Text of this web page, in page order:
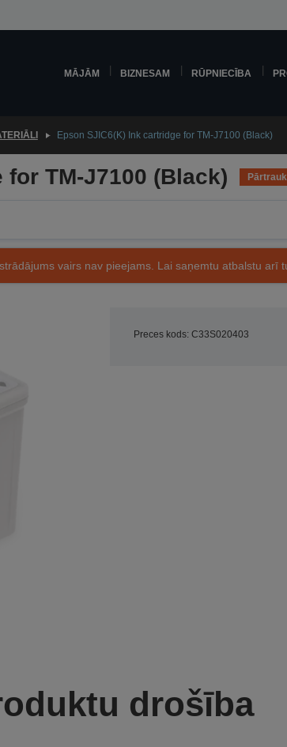
MĀJĀM BIZNESAM RŪPNIECĪBA
Epson SJIC6(K) Ink cartridge for TM-J7100 (Black)
TM-J7100 (Black)
vairs nav pieejams. Lai saņemtu atbalstu arī
Preces kods: C33S020403
drošība